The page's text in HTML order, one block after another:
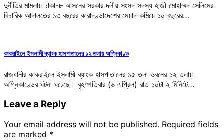
দুর্নীতির মামলায় ঢাকা-৮ আসনের সরকার দলীয় সংসদ সদস্য হাজী মোহাম্মদ সেলিমের
বিচারিক আদালতের ১৩ বছরের কারাদণ্ডাদেশের মেয়াদ কমিয়ে ১০ বছরের…
কাকরাইলে ইসলামী ব্যাংক হাসপাতালের ১২ তলায় অগ্নিকাণ্ড
রাজধানীর কাকরাইলে ইসলামী ব্যাংক হাসপাতালের ১৫ তলা ভবনের ১২ তলায়
অগ্নিকাণ্ডের ঘটনা ঘটেছে। বৃহস্পতিবার (৬ এপ্রিল) রাত ১০টা ২ মিনিটে…
Leave a Reply
Your email address will not be published. Required fields
are marked *